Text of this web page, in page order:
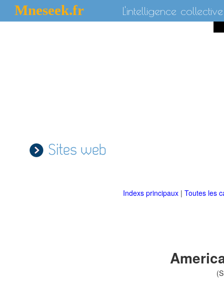
Mneseek.fr L'intelligence collective
Sites web
Indexs principaux | Toutes les